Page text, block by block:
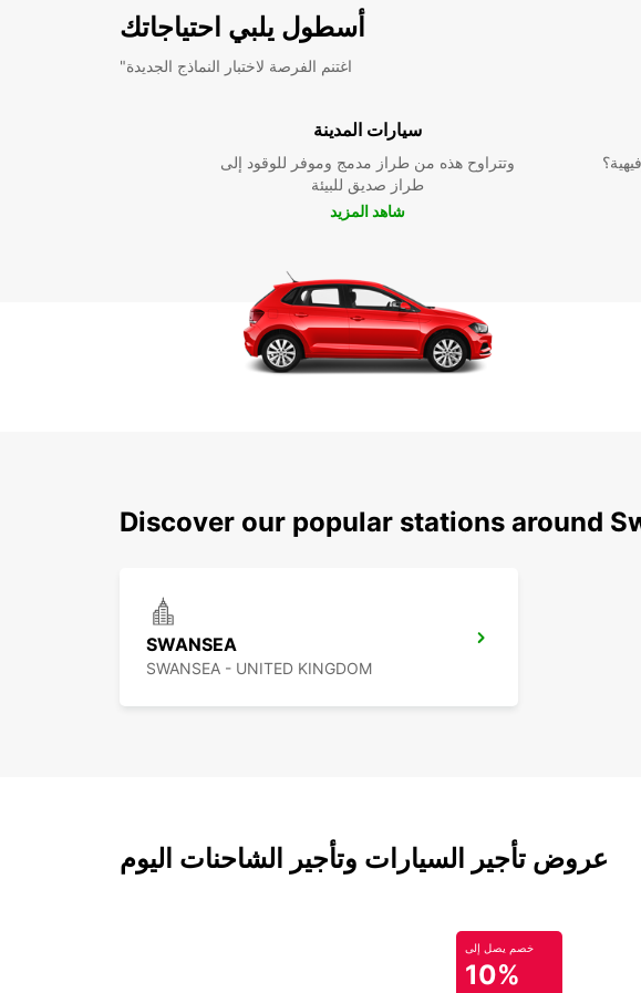
أسطول يلبي احتياجاتك
"اغتنم الفرصة لاختبار النماذج الجديدة
سيارات المدينة
وتتراوح هذه من طراز مدمج وموفر للوقود إلى
طراز صديق للبيئة
شاهد المزيد
Discover our popular stations around
SWANSEA
SWANSEA - UNITED KINGDOM
عروض تأجير السيارات وتأجير الشاحنات اليوم
خصم يصل إلى
10%